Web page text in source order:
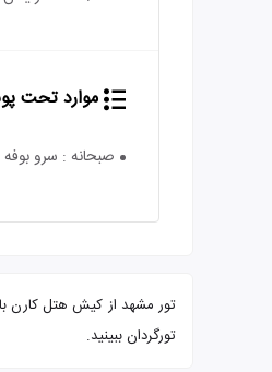
موارد تحت
صبحانه : سرو
تورگردان ببینید.